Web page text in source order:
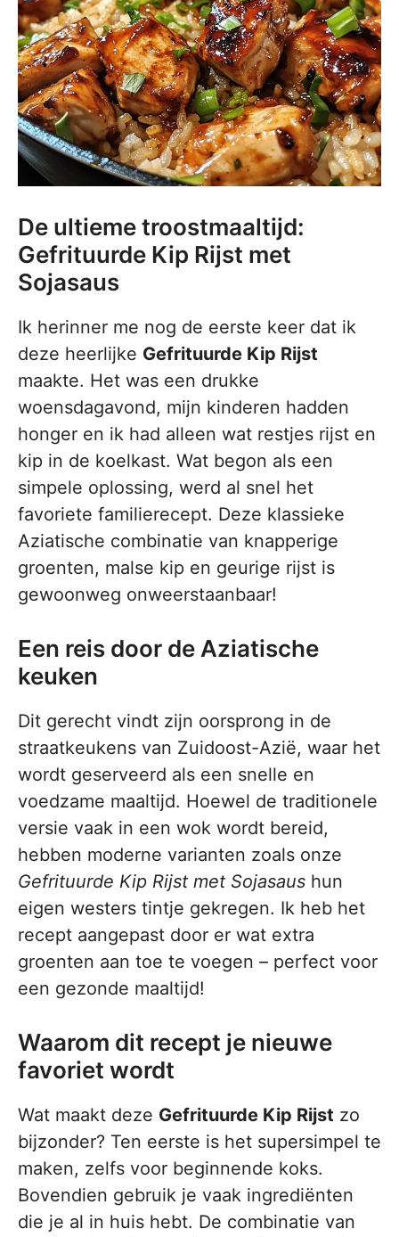
De ultieme troostmaaltijd:
Gefrituurde Kip Rijst met
Sojasaus
Ik herinner me nog de eerste keer dat ik
deze heerlijke Gefrituurde Kip Rijst
maakte. Het was een drukke
woensdagavond, mijn kinderen hadden
honger en ik had alleen wat restjes rijst en
kip in de koelkast. Wat begon als een
simpele oplossing, werd al snel het
favoriete familierecept. Deze klassieke
Aziatische combinatie van knapperige
groenten, malse kip en geurige rijst is
gewoonweg onweerstaanbaar!
Een reis door de Aziatische
keuken
Dit gerecht vindt zijn oorsprong in de
straatkeukens van Zuidoost-Azië, waar het
wordt geserveerd als een snelle en
voedzame maaltijd. Hoewel de traditionele
versie vaak in een wok wordt bereid,
hebben moderne varianten zoals onze
Gefrituurde Kip Rijst met Sojasaus hun
eigen westers tintje gekregen. Ik heb het
recept aangepast door er wat extra
groenten aan toe te voegen – perfect voor
een gezonde maaltijd!
Waarom dit recept je nieuwe
favoriet wordt
Wat maakt deze Gefrituurde Kip Rijst zo
bijzonder? Ten eerste is het supersimpel te
maken, zelfs voor beginnende koks.
Bovendien gebruik je vaak ingrediënten
die je al in huis hebt. De combinatie van